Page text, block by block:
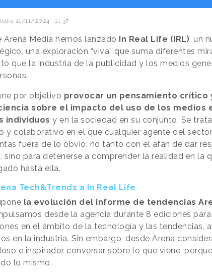
11/11/2024 · 11:37
Arena Media hemos lanzado In Real Life (IRL) , un
una exploración “viva” que suma diferentes
que la industria de la publicidad y los medios
por objetivo provocar un pensamiento crítico
sobre el impacto del uso de los medios
individuos y en la sociedad en su conjunto. Se
y colaborativo en el que cualquier agente del
fuera de lo obvio, no tanto con el afán de dar
sino para detenerse a comprender la realidad en la
hasta ella.
Tech&Trends a In Real Life
la evolución del informe de tendencias
desde la agencia durante 8 ediciones
en el ámbito de la tecnología y las tendencias,
en la industria. Sin embargo, desde Arena
e inspirador conversar sobre lo que viene,
lo mismo.